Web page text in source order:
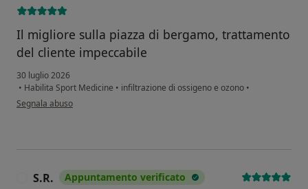
Il migliore sulla piazza di bergamo, trattamento
del cliente impeccabile
30 luglio 2026
• Habilita Sport Medicine • infiltrazione di ossigeno e ozono •
secondo l'opinione dell'utente Mattia casse
Segnala abuso
S.R. Appuntamento verificato